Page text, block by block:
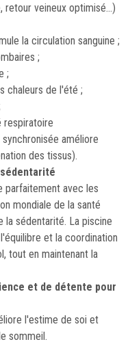
retour veineux optimisé...)
la circulation sanguine ;
;
;
chaleurs de l'été ;
respiratoire
améliore
des tissus).
parfaitement avec les
mondiale de la santé
sédentarité. La piscine
et la coordination
tout en maintenant la
et de détente pour
l'estime de soi et
sommeil.